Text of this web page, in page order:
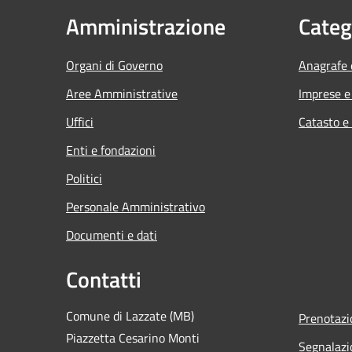
Amministrazione
Organi di Governo
Aree Amministrative
Uffici
Enti e fondazioni
Politici
Personale Amministrativo
Documenti e dati
Imprese
Catasto
Contatti
Comune di Lazzate (MB)
Piazzetta Cesarino Monti